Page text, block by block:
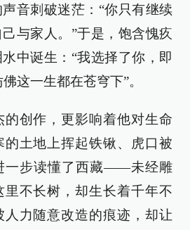
音刺破迷茫：“你只有继续
与家人。”于是，饱含愧疚
中诞生：“我选择了你，即
这一生都在苍穹下”。
创作，更影响着他对生命
的土地上挥起铁锹、虎口被
一步读懂了西藏——未经雕
不长树，却生长着千年不
力随意改造的痕迹，却让